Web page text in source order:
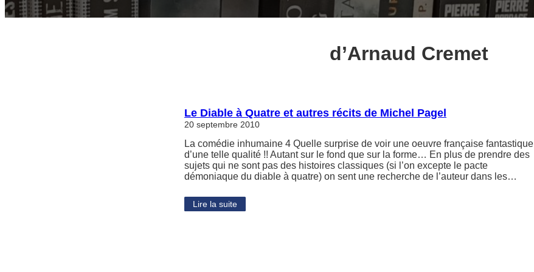
d’Arnaud Cremet
Le Diable à Quatre et autres récits de Michel Pagel
20 septembre 2010
La comédie inhumaine 4 Quelle surprise de voir une oeuvre française fantastique
d’une telle qualité !! Autant sur le fond que sur la forme… En plus de prendre des
sujets qui ne sont pas des histoires classiques (si l’on excepte le pacte
démoniaque du diable à quatre) on sent une recherche de l’auteur dans les…
Lire la suite